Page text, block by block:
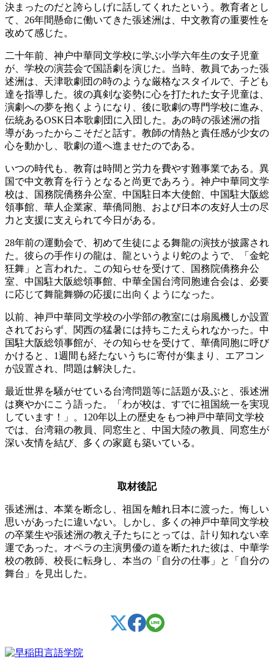
決まったのだと誇らしげに話してくれたという。教育者とし
て、26年間懸命に働いてきた張述洲は、中文教育の重要性を
改めて感じた。
二十年前、神户中華同文学校に学ぶ小学六年生の女子児童
が、学校の演芸会で国語劇を演じた。当時、教員であった張
述洲は、天津歌劇団の時のような厳格なスタイルで、子ども
達を指導した。彼の真剣な姿勢に心を打たれた女子児童は、
演劇への夢を抱くようになり、後に歌劇の専門学校に進み、
伝統あるOSK日本歌劇団に入団した。あの時の張述洲の指
導があったからこそだと話す。教師の情熱と責任感が少女の
心を動かし、歌劇の道へ進ませたのである。
いつの時代も、教育は時間と労力を費やす難事業である。異
国で中文教育を行うとなると尚更であろう。神户中華同文学
校は、国務院僑務弁公室、中国駐日本大使館、中国駐大阪総
領事館、華人企業家、華僑同胞、および日本の友好人士の尽
力と支援に支えられて今日がある。
28年前の運動会で、初めて生徒による舞龍の演技が披露され
た。彼らの手作りの龍は、龍というより蛇のようで、「金蛇
狂舞」と言われた。この知らせを受けて、国務院僑務弁公
室、中国駐大阪総領事館、中華全国台湾同胞連合会は、必要
に応じて舞龍舞獅の応援に出向くようになった。
以前、神戸中華同文学校の小学部の教室には扇風機しか設置
されておらず、関西の猛暑には持ちこたえられなかった。中
国駐大阪総領事館が、その知らせを受けて、華僑同胞に呼び
かけると、1週間も経たないうちに寄付が集まり、エアコン
が設置され、問題は解決した。
最近世界を騒がせている台湾問題等に話題が及ぶと、張述洲
は爽やかにこう語った。「わが校は、すでに祖国統一を実現
しています！」。120年以上の歴史をもつ神戸中華同文学校
では、台湾籍の教員、同窓生と、中国大陸の教員、同窓生が
深い友情を結び、多くの家庭も築いている。
取材後記
張述洲は、本業を断念し、祖国を離れ日本に渡った。悔しい
思いがあったに違いない。しかし、多くの神戸中華同文学校
の卒業生や張述洲の教え子たちにとっては、計り知れない幸
運であった。オペラの主演男優の道を断たれた彼は、中華学
校の教師、校長に転身し、本当の「自分の仕事」と「自分の
舞台」を見出した。